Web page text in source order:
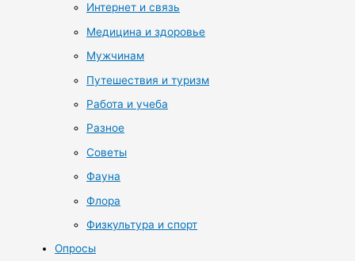
Интернет и связь
Медицина и здоровье
Мужчинам
Путешествия и туризм
Работа и учеба
Разное
Советы
Фауна
Флора
Физкультура и спорт
Опросы